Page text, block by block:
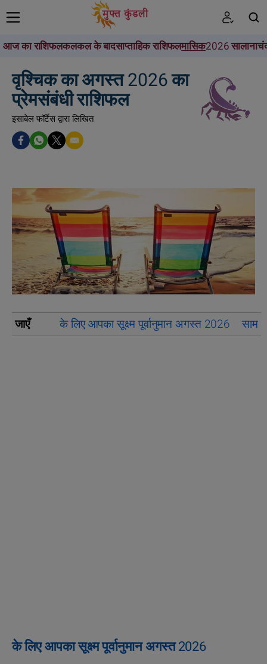
आज का राशिफलकलकल के बादसाप्ताहिक राशिफलमासिक2026 सालाना
वृश्चिक का अगस्त 2026 का
प्रेमसंबंधी राशिफल
इसाबेल फॉर्टेस द्वारा लिखित
जाएँ के लिए आपका सूक्ष्म पूर्वानुमान अगस्त 2026
के लिए आपका सूक्ष्म पूर्वानुमान अगस्त 2026